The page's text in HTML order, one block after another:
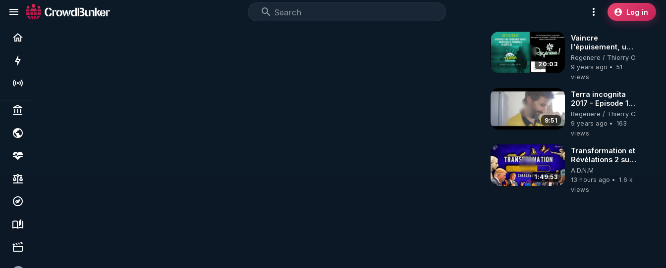
Log in
Live
Politics & institutions
Society, justice & freedoms
Economy, environment & technology
Science, history & spirituality
Culture, media & entertainment
20:03
Vaincre
l'épuisement, un
plan radical en 20
minutes ! -
www.regenere.org
Regenere / Thierry
9 years ago
51
views
9:51
Terra incognita
2017 - Episode 11
- Tutoriel
Cataplasme
d'huile de Ricin-
Regenere / Thierry
9 years ago
163
views
1:49:53
Transformation et
Révélations 2 sur
2 - live du
07/08/26
A.D.N.M
13 hours ago
1.6 k
views